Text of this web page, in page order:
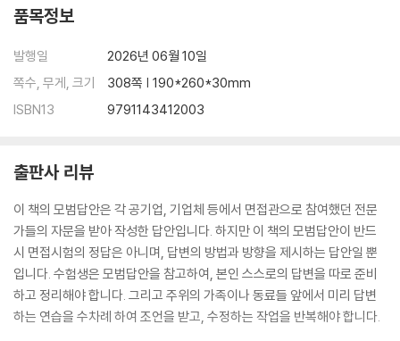
품목정보
발행일
2026년 06월 10일
쪽수, 무게, 크기
308쪽 | 190*260*30mm
ISBN13
9791143412003
출판사 리뷰
이 책의 모범답안은 각 공기업, 기업체 등에서 면접관으로 참여했던 전문
가들의 자문을 받아 작성한 답안입니다. 하지만 이 책의 모범답안이 반드
시 면접시험의 정답은 아니며, 답변의 방법과 방향을 제시하는 답안일 뿐
입니다. 수험생은 모범답안을 참고하여, 본인 스스로의 답변을 따로 준비
하고 정리해야 합니다. 그리고 주위의 가족이나 동료들 앞에서 미리 답변
하는 연습을 수차례 하여 조언을 받고, 수정하는 작업을 반복해야 합니다.